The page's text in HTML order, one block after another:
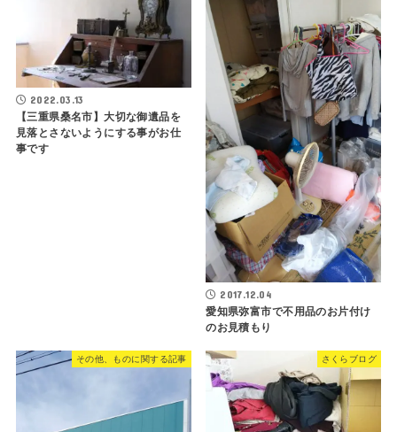
2022.03.13
【三重県桑名市】大切な御遺品を
見落とさないようにする事がお仕
事です
2017.12.04
愛知県弥富市で不用品のお片付け
のお見積もり
その他、ものに関する記事 さくらブログ